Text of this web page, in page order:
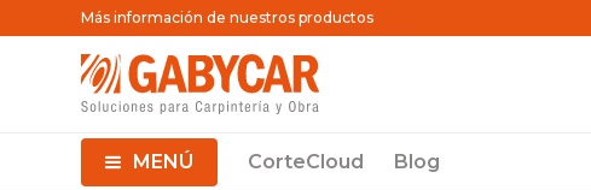
MENÚ CorteCloud Blog
Más información de nuestros productos